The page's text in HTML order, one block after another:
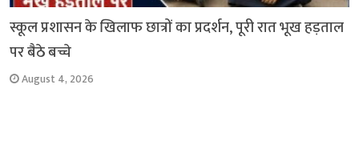
स्कूल प्रशासन के खिलाफ छात्रों का प्रदर्शन, पूरी रात भूख हड़ताल
पर बैठे बच्चे
August 4, 2026